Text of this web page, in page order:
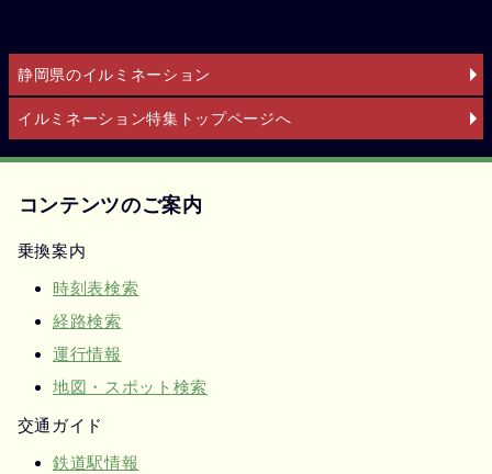
静岡県のイルミネーション
イルミネーション特集トップページへ
コンテンツのご案内
乗換案内
時刻表検索
経路検索
運行情報
地図・スポット検索
交通ガイド
鉄道駅情報